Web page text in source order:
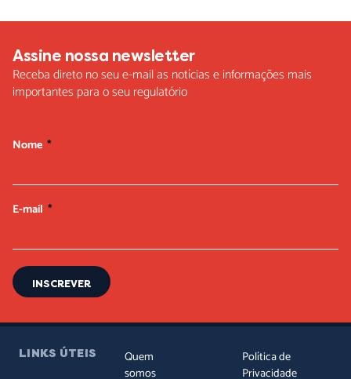
Assine nossa newsletter
Receba direto no seu e-mail as notícias e informações mais
importantes para o seu regulatório
Nome
E-mail
INSCREVER
LINKS ÚTEIS
Quem
somos
Política de
Privacidade